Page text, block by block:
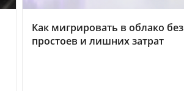
Как мигрировать в облако без
простоев и лишних затрат